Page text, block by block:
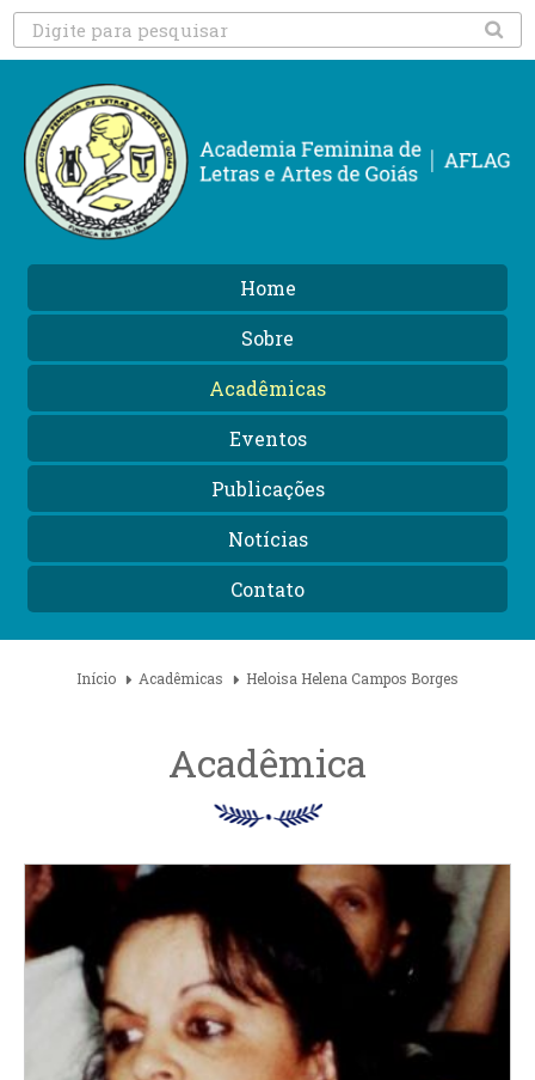
Home
Sobre
Acadêmicas
Eventos
Publicações
Notícias
Contato
Início Acadêmicas Heloisa Helena Campos Borges
Acadêmica